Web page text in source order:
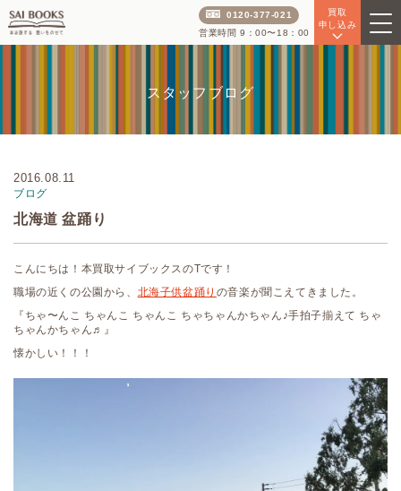
買取
申し込み
0120-377-021
営業時間 9：00〜18：00
スタッフブログ
2016.08.11
ブログ
北海道 盆踊り
こんにちは！本買取サイブックスのTです！
職場の近くの公園から、 北海子供盆踊り の音楽が聞こえてきました。
『ちゃ〜んこ ちゃんこ ちゃんこ ちゃちゃんかちゃん♪手拍子揃えて ちゃ
ちゃんかちゃん♬』
懐かしい！！！